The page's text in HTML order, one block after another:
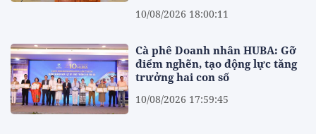
10/08/2026 18:00:11
Cà phê Doanh nhân HUBA: Gỡ
điểm nghẽn, tạo động lực tăng
trưởng hai con số
10/08/2026 17:59:45